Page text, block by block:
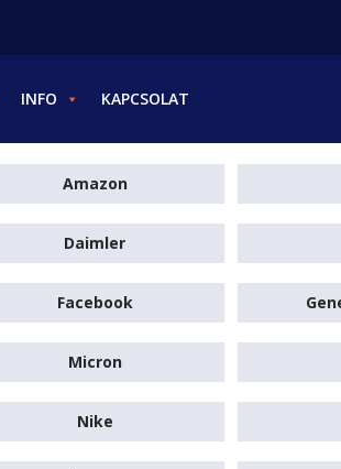
INFO KAPCSOLAT
Amazon
Daimler
Facebook
Micron
Nike